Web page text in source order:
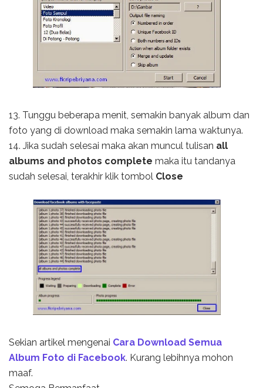
13. Tunggu beberapa menit, semakin banyak album dan
foto yang di download maka semakin lama waktunya.
14. Jika sudah selesai maka akan muncul tulisan all
albums and photos complete maka itu tandanya
sudah selesai, terakhir klik tombol Close
Sekian artikel mengenai Cara Download Semua
Album Foto di Facebook. Kurang lebihnya mohon
maaf.